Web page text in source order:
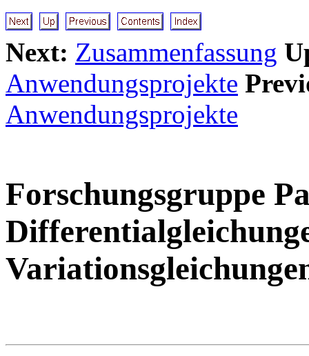
Next: Zusammenfassung
Anwendungsprojekte
Anwendungsprojekte
Forschungsgruppe